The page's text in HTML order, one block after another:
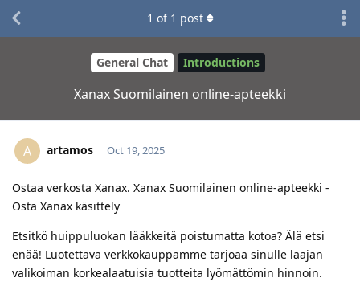
General Chat Introductions
Xanax Suomilainen online-apteekki
1 of 1 post
A artamos Oct 19, 2025
Ostaa verkosta Xanax. Xanax Suomilainen online-apteekki -
Osta Xanax käsittely
Etsitkö huippuluokan lääkkeitä poistumatta kotoa? Älä etsi
enää! Luotettava verkkokauppamme tarjoaa sinulle laajan
valikoiman korkealaatuisia tuotteita lyömättömin hinnoin.